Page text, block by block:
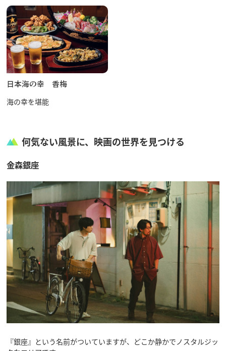
日本海の幸 香梅
海の幸を堪能
何気ない風景に、映画の世界を見つける
金森銀座
『銀座』という名前がついていますが、どこか静かでノスタルジッ